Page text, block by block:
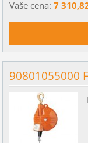
Vaše cena: 7
90801055000